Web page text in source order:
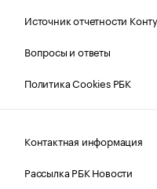
Источник отчетности
Вопросы и ответы
Политика Cookies РБК
Контактная информация
Рассылка РБК Новости